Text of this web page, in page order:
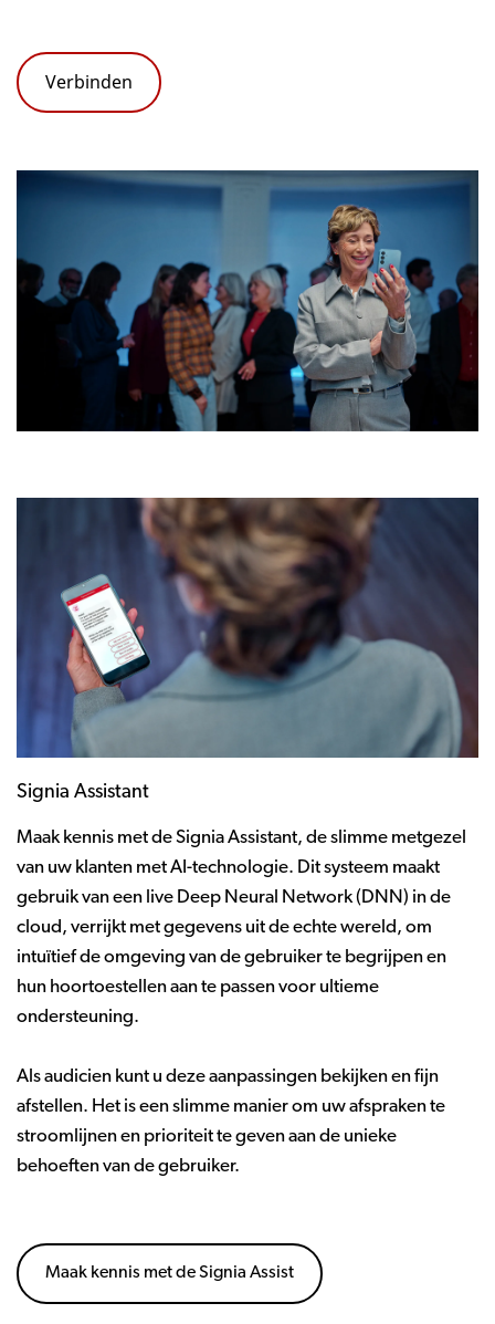
Verbinden
Signia Assistant
Maak kennis met de Signia Assistant, de slimme metgezel
van uw klanten met AI-technologie. Dit systeem maakt
gebruik van een live Deep Neural Network (DNN) in de
cloud, verrijkt met gegevens uit de echte wereld, om
intuïtief de omgeving van de gebruiker te begrijpen en
hun hoortoestellen aan te passen voor ultieme
ondersteuning.
Als audicien kunt u deze aanpassingen bekijken en fijn
afstellen. Het is een slimme manier om uw afspraken te
stroomlijnen en prioriteit te geven aan de unieke
behoeften van de gebruiker.
Maak kennis met de Signia Assist